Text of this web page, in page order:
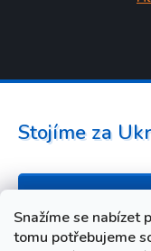
Snažíme se nabízet
tomu potřebujeme
Stojíme za